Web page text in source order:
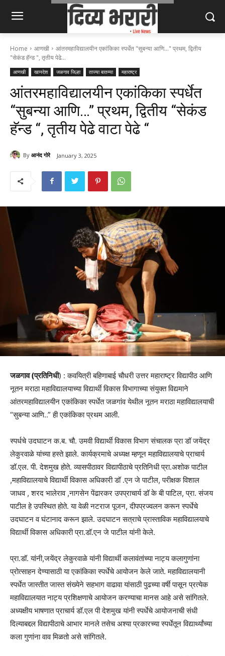
Home आणखी
आंतरमहाविद्यालयीन एकांकिका स्पर्धेत "सुबन्या आणि..." प्रथम, द्वितीय
"सेकंड हॅन्ड ", तृतीय पेढे...
आणखी खानदेश जळगाव जिल्हा ताज्या बातम्या महाराष्ट्र
आंतरमहाविद्यालयीन एकांकिका स्पर्धेत
“सुबन्या आणि…” प्रथम, द्वितीय “सेकंड
हॅन्ड “, तृतीय पेढे वाटा पेढे “
By आनंद गोरे January 3, 2025
जळगाव (प्रतिनिधी) : कवयित्री बहिणाबाई चौधरी उत्तर महाराष्ट्र विद्यापीठ आणि
नूतन मराठा महाविद्यालयाच्या विद्यार्थी विकास विभागाच्या संयुक्त विद्यमाने
आंतरमहाविद्यालयीन एकांकिका स्पर्धेत जळगांव येथील नूतन मराठा महाविद्यालयाची
“सुबन्या आणि..” ही एकांकिका प्रथम आली.
स्पर्धचे उदघाटन क.ब. चौ. उमवी विद्यार्थी विकास विभाग संचालक प्रा डॉ जयेंद्र
लेकुरवाळे यांच्या हस्ते झाले. कार्यक्रमाचे अध्यक्ष म्हणून महाविद्यालयाचे प्राचार्य
डॉ.एल. पी. देशमुख होते. व्यासपीठावर विद्यापीठाचे प्रतिनिधी प्रा.अशोक पाटील
,महाविद्यालयाचे विद्यार्थी विकास अधिकारी डॉ .एन जे पाटील, परीक्षक विशाल
जाधव , शरद भालेराव ,नागसेन पेंढारकर उपप्राचार्य डॉ के बी पाटिल, प्रा. संजय
पाटील हे उपस्थित होते. या वेळी नटराज पूजन, दीपप्रज्वलन करून स्पर्धेचे
उदघाटन व घंटानाद करून झाले. उदघाटन सत्राचे प्रास्ताविक महाविद्यालयाचे
विद्यार्थी विकास अधिकारी प्रा.डॉ.एन जे पाटील यांनी केले.
प्रा.डॉ. यांनी,जयेंद्र लेकुरवाळे यांनी विद्यार्थी कलावंतांच्या नाट्य कलागुणांना
प्रोत्साहन देण्यासाठी या एकांकिका स्पर्धेचे आयोजन केले जाते. महाविद्यालयानी
स्पर्धेत जास्तीत जास्त संख्येने सहभाग वाढावा यांसाठी पुढच्या वर्षी पासून प्रत्येक
महाविद्यालयात नाट्य प्रशिक्षणाचे आयोजन करण्याचा मानस आहे असे सांगितले.
अध्यक्षीय भाषणात प्राचार्य डॉ.एल पी देशमुख यांनी स्पर्धेचे आयोजनाची संधी
दिल्याबद्दल विद्यापीठाचे आभार मानले तसेच अश्या प्रकारच्या स्पर्धेतून विद्यार्थ्यांच्या
कला गुणांना वाव मिळतो असे सांगितले.